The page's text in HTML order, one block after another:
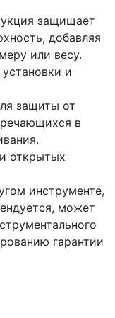
защищает
добавляя
или весу.
и
защиты от
в
открытых
инструменте,
может
гарантии